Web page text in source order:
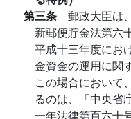
第三条 郵政大臣は
新郵便貯金法第六
平成十三年度にお
金資金の運用に関
この場合において
るのは、「中央省
一年法律第百六十